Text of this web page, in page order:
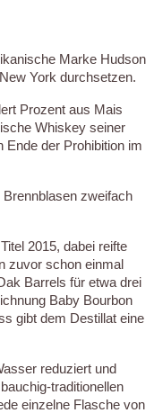
Marke Hudson
York durchsetzen.
Prozent aus Mais
Whiskey seiner
der Prohibition im
zweifach
2015, dabei reifte
zuvor schon einmal
Barrels für etwa drei
Baby Bourbon
gibt dem Destillat eine
reduziert und
traditionellen
einzelne Flasche von